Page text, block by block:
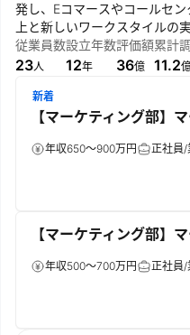
発し、Eコマースやコールセ
上と新しいワークスタイルの
行う。
従業員数
23人
設立年数
12年
評価額
36億
累計
11.2
新着
【マーケティング部】
年収650～900万円 正社員/
【マーケティング部
年収500～700万円 正社員/